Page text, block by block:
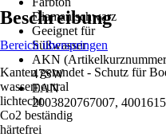
Diamantschwarz
Geeignet für
Süßwasser
AKN
47SW
EAN
2003820767007,
Beschreibung
Bereich überspringen
Kanten gerundet - Schutz für
wasserneutral
lichtecht
Co2 beständig
härtefrei